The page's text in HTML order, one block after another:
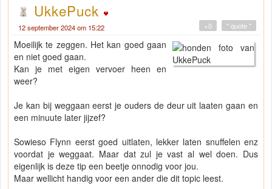
UkkePuck
12 september 2024 om 15:22 " quote "
+0
Moeilijk te zeggen. Het kan goed gaan
en niet goed gaan.
Kan je met eigen vervoer heen en
weer?
Je kan bij weggaan eerst je ouders de deur uit laaten gaan en
een minuute later jijzef?
Sowieso Flynn eerst goed uitlaten, lekker laten snuffelen enz
voordat je weggaat. Maar dat zul je vast al wel doen. Dus
eigenlijk is deze tip een beetje onnodig voor jou.
Maar wellicht handig voor een ander die dit topic leest.